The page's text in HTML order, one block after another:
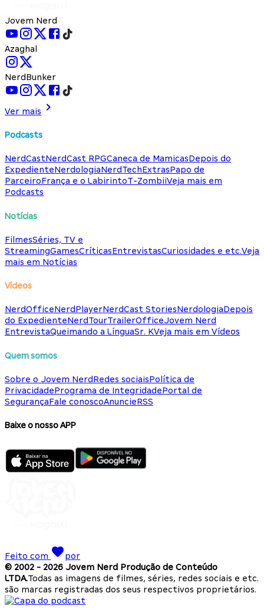
Jovem Nerd
Azaghal
NerdBunker
Ver mais
Podcasts
NerdCastNerdCast RPGCaneca de MamicasDepois do
ExpedienteNerdologiaNerdTechExtrasPapo de
ParceiroFrança e o LabirintoT-ZombiiVeja mais em
Podcasts
Notícias
FilmesSéries, TV e
StreamingGamesCríticasEntrevistasCuriosidades e etc.Veja
mais em Notícias
Vídeos
NerdOfficeNerdPlayerNerdCast StoriesNerdologiaDepois
do ExpedienteNerdTourTrailerOfficeJovem Nerd
EntrevistaQueimando a LínguaSr. KVeja mais em Vídeos
Quem somos
Sobre o Jovem NerdRedes sociaisPolítica de
PrivacidadePrograma de IntegridadePortal de
SegurançaFale conoscoAnuncieRSS
Baixe o nosso APP
Feito com
por
© 2002 - 2026 Jovem Nerd Produção de Conteúdo
LTDA.Todas as imagens de filmes, séries, redes sociais e etc.
são marcas registradas dos seus respectivos proprietários.